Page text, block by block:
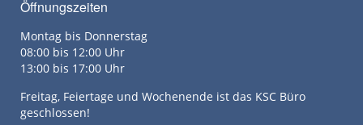
Öffnungszeiten
Montag bis Donnerstag
08:00 bis 12:00 Uhr
13:00 bis 17:00 Uhr
Freitag, Feiertage und Wochenende ist das KSC Büro
geschlossen!